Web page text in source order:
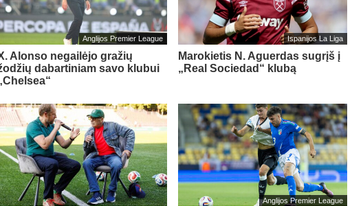
Anglijos Premier League
Alonso negailėjo gražių
dabartiniam savo klubui
Ispanijos La Liga
Marokietis N. Aguerdas sugrįš į
„Real Sociedad“ klubą
Anglijos Premier League